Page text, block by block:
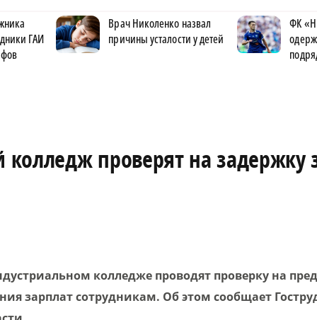
ГАИ
Врач Николенко назвал
причины усталости у детей
ФК
проверят на задержку
колледже проводят проверку на
зарплат сотрудникам. Об этом сообщает